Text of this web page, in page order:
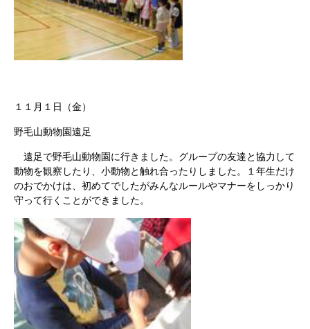
１１月１日（金）
野毛山動物園遠足
遠足で野毛山動物園に行きました。グループの友達と協力して
動物を観察したり、小動物と触れ合ったりしました。１年生だけ
のおでかけは、初めてでしたがみんなルールやマナーをしっかり
守って行くことができました。